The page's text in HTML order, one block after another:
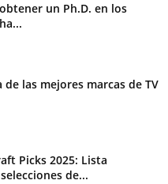
un Ph.D. en los
las mejores marcas de TV
Picks 2025: Lista
de...